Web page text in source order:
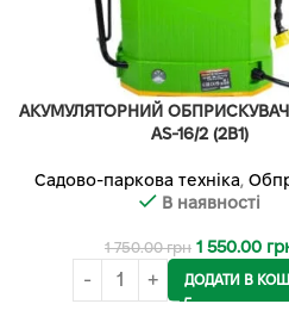
АКУМУЛЯТОРНИЙ ОБПРИСКУВАЧ
AS-16/2 (2В1)
Садово-паркова техніка,
В наявності
1 750.00грн 1 550.00
ДОДАТИ В